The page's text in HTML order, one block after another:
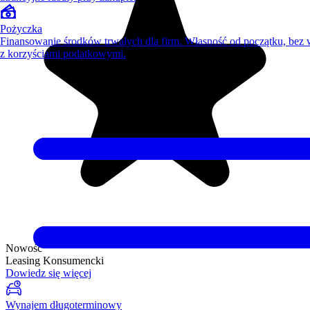
Nowość
Leasing Konsumencki
Dowiedz się więcej
Wynajem długoterminowy
Pożyczka
Finansowanie środków trwałych dla firm. Własność od początku, bez
z korzyściami podatkowymi.